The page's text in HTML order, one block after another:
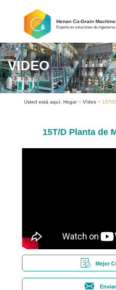
Henan Co-Grain
Experto en soluciones de
VIDEO
Usted está aquí: Hogar>Vídeo > 15T/
15T/D Planta de
Mejor